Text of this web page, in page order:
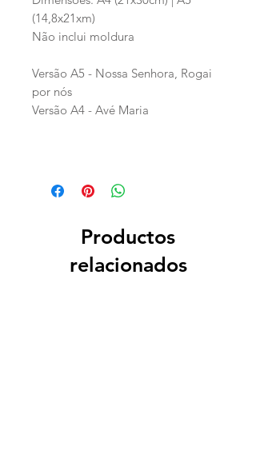
(14,8x21xm)
Não inclui moldura
Versão A5 - Nossa Senhora, Rogai
por nós
Versão A4 - Avé Maria
Productos
relacionados